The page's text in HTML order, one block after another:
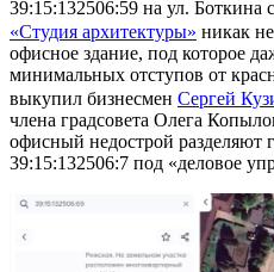
39:15:132506:59 на ул. Боткина
«Студия архитектуры» никак
офисное здание, под которое
минимальных отступов от
выкупил бизнесмен Сергей
члена градсовета Олега
офисный недострой разделяют
39:15:132506:7 под «деловое